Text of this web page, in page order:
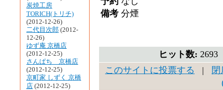
炭焼工房
TORICH(トリチ)
(2012-12-26)
二代目次郎 (2012-
12-26)
ゆず庵 京橋店
(2012-12-25)
さんぱち 京橋店
(2012-12-25)
京町家 しずく 京橋
店 (2012-12-25)
備考 分煙
ヒット数:
このサイトに投票する |